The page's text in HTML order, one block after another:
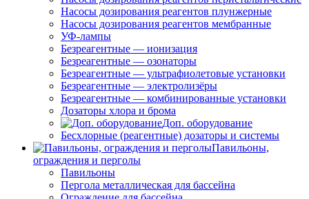
Насосы дозирования реагентов плунжерные
Насосы дозирования реагентов мембранные
УФ-лампы
Безреагентные — ионизация
Безреагентные — озонаторы
Безреагентные — ультрафиолетовые установки
Безреагентные — электролизёры
Безреагентные — комбинированные установки
Дозаторы хлора и брома
Доп. оборудование
Бесхлорные (реагентные) дозаторы и системы
Павильоны,
ограждения и перголы
Павильоны
Пергола металлическая для бассейна